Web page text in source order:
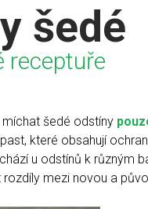
šedé
receptuře
šedé odstíny
které obsahují
u odstínů k různým
mezi novou a